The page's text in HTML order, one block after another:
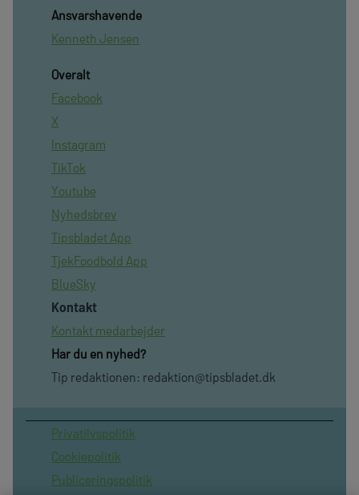
Ansvarshavende
Kenneth Jensen
Overalt
Facebook
X
Instagram
TikTok
Youtube
Nyhedsbrev
Tipsbladet App
TjekFoodbold App
BlueSky
Kontakt
Kontakt medarbejder
Har du en nyhed?
Tip redaktionen: redaktion@tipsbladet.dk
Privatilvspolitik
Cookiepolitik
Publiceringspolitik